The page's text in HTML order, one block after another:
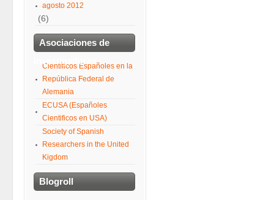
agosto 2012
(6)
Asociaciones de
investigadores
Científicos Españoles en la
República Federal de
Alemania
ECUSA (Españoles
Cientificos en USA)
Society of Spanish
Researchers in the United
Kigdom
Blogroll